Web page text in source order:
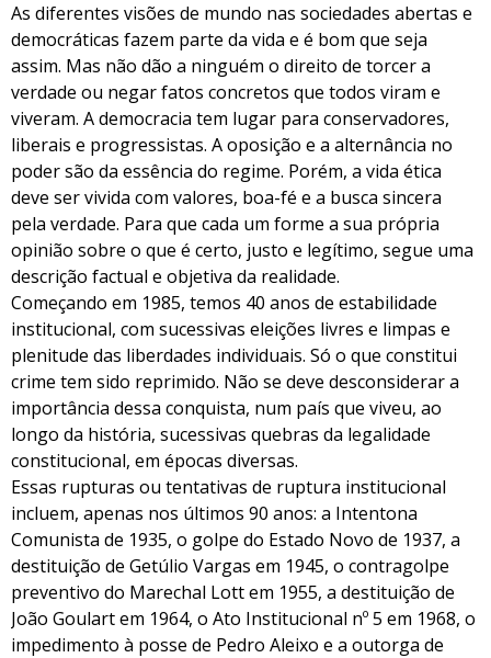
As diferentes visões de mundo nas sociedades abertas e
democráticas fazem parte da vida e é bom que seja
assim. Mas não dão a ninguém o direito de torcer a
verdade ou negar fatos concretos que todos viram e
viveram. A democracia tem lugar para conservadores,
liberais e progressistas. A oposição e a alternância no
poder são da essência do regime. Porém, a vida ética
deve ser vivida com valores, boa-fé e a busca sincera
pela verdade. Para que cada um forme a sua própria
opinião sobre o que é certo, justo e legítimo, segue uma
descrição factual e objetiva da realidade.
Começando em 1985, temos 40 anos de estabilidade
institucional, com sucessivas eleições livres e limpas e
plenitude das liberdades individuais. Só o que constitui
crime tem sido reprimido. Não se deve desconsiderar a
importância dessa conquista, num país que viveu, ao
longo da história, sucessivas quebras da legalidade
constitucional, em épocas diversas.
Essas rupturas ou tentativas de ruptura institucional
incluem, apenas nos últimos 90 anos: a Intentona
Comunista de 1935, o golpe do Estado Novo de 1937, a
destituição de Getúlio Vargas em 1945, o contragolpe
preventivo do Marechal Lott em 1955, a destituição de
João Goulart em 1964, o Ato Institucional nº 5 em 1968, o
impedimento à posse de Pedro Aleixo e a outorga de